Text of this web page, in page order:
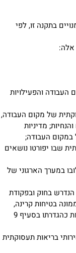
בתקנה זו, לפי
והפעילויות
של מקום העבודה,
מדיניות
במקום העבודה;
שבו יפורטו נושאים
במערך הארגוני של
בחוק ובפקודת
בטיחות קרינה,
ממונה על בטיחות לייזר, מגיש מאומן, נאמן בטיחות כהגדרתו בסעיף 9
בריאות תעסוקתית